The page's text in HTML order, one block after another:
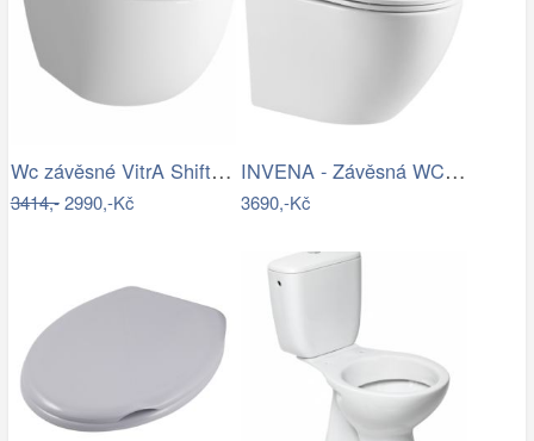
Wc závěsné VitrA Shift zadní odpad RN010
3414,-2990,-Kč
INVENA - Závěsná WC mísa LIMNOS /VÍROVÉ…
3690,-Kč